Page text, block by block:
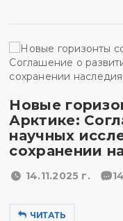
Новые
Арктике:
научных
сохранении
14.11.2025 г.
ЧИТАТЬ